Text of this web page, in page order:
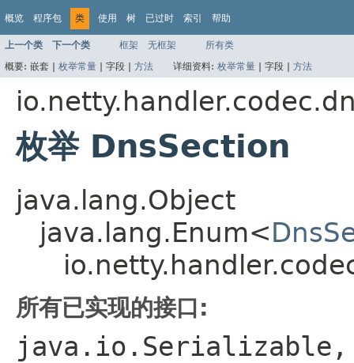
概览 程序包 类 使用 树 已过时 索引 帮助
上一个类 下一个类 框架 无框架
所有类
概要: 嵌套 | 枚举常量 | 字段 | 方法 详细资料: 枚举常量 | 字段 | 方法
枚举 DnsSection
java.lang.Object
java.lang.Enum<
所有已实现的接口:
java.io.Serializable,